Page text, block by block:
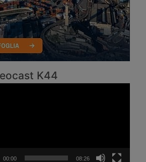
K44
00:00 08:26